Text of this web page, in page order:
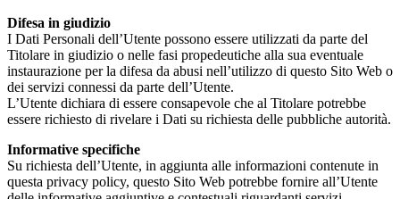
Difesa in giudizio
I Dati Personali dell’Utente possono essere utilizzati da parte del
Titolare in giudizio o nelle fasi propedeutiche alla sua eventuale
instaurazione per la difesa da abusi nell’utilizzo di questo Sito Web o
dei servizi connessi da parte dell’Utente.
L’Utente dichiara di essere consapevole che al Titolare potrebbe
essere richiesto di rivelare i Dati su richiesta delle pubbliche autorità.
Informative specifiche
Su richiesta dell’Utente, in aggiunta alle informazioni contenute in
questa privacy policy, questo Sito Web potrebbe fornire all’Utente